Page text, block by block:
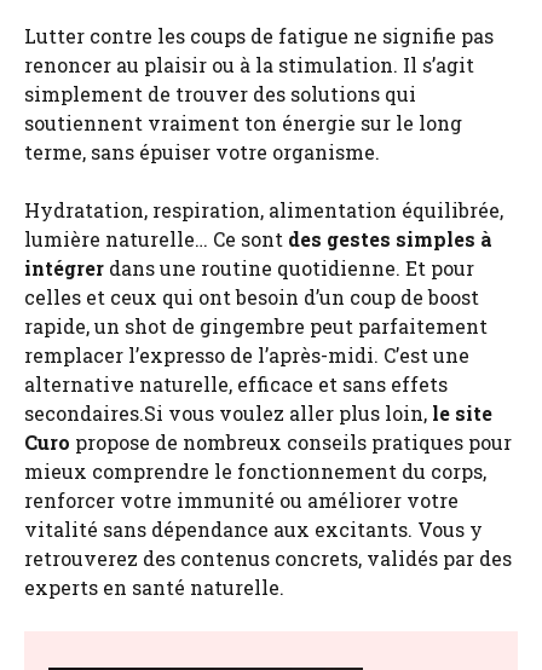
Lutter contre les coups de fatigue ne signifie pas
renoncer au plaisir ou à la stimulation. Il s’agit
simplement de trouver des solutions qui
soutiennent vraiment ton énergie sur le long
terme, sans épuiser votre organisme.
Hydratation, respiration, alimentation équilibrée,
lumière naturelle… Ce sont des gestes simples à
intégrer dans une routine quotidienne. Et pour
celles et ceux qui ont besoin d’un coup de boost
rapide, un shot de gingembre peut parfaitement
remplacer l’expresso de l’après-midi. C’est une
alternative naturelle, efficace et sans effets
secondaires.Si vous voulez aller plus loin, le site
Curo propose de nombreux conseils pratiques pour
mieux comprendre le fonctionnement du corps,
renforcer votre immunité ou améliorer votre
vitalité sans dépendance aux excitants. Vous y
retrouverez des contenus concrets, validés par des
experts en santé naturelle.